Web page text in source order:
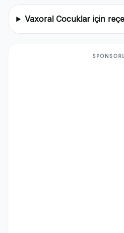
Vaxoral Cocuklar için